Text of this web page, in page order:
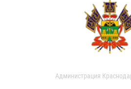
Администрация